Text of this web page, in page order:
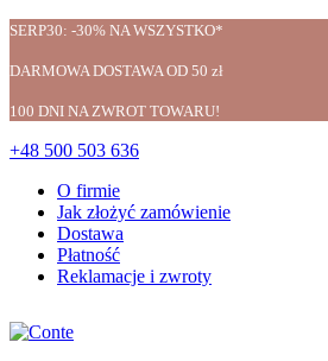
SERP30: -30% NA WSZYSTKO*
DARMOWA DOSTAWA OD 50 zł
100 DNI NA ZWROT TOWARU!
+48 500 503 636
O firmie
Jak złożyć zamówienie
Dostawa
Płatność
Reklamacje i zwroty